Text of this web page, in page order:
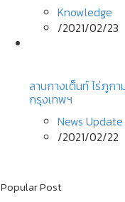
Knowledge
/2021/02/23
ลานกางเต็นท์ ไร่ภูก
กรุงเทพฯ
News Update
/2021/02/22
Popular Post